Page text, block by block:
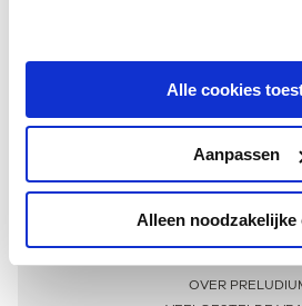
Alle cookies
Aanpassen
Alleen noodzakelijke
Meer
OVER